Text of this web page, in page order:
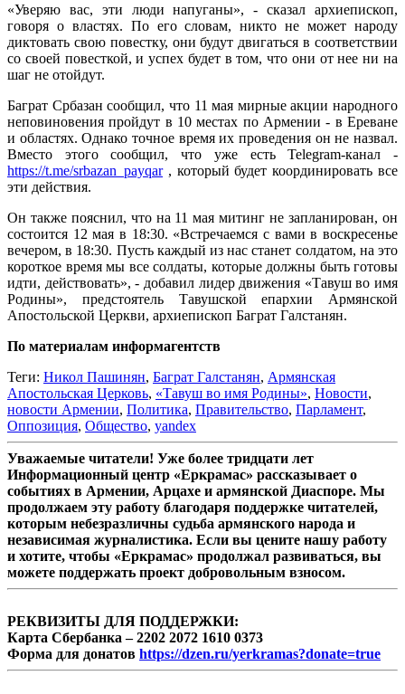
«Уверяю вас, эти люди напуганы», - сказал архиепископ,
говоря о властях. По его словам, никто не может народу
диктовать свою повестку, они будут двигаться в соответствии
со своей повесткой, и успех будет в том, что они от нее ни на
шаг не отойдут.
Баграт Србазан сообщил, что 11 мая мирные акции народного
неповиновения пройдут в 10 местах по Армении - в Ереване
и областях. Однако точное время их проведения он не назвал.
Вместо этого сообщил, что уже есть Telegram-канал -
https://t.me/srbazan_payqar, который будет координировать все
эти действия.
Он также пояснил, что на 11 мая митинг не запланирован, он
состоится 12 мая в 18:30. «Встречаемся с вами в воскресенье
вечером, в 18:30. Пусть каждый из нас станет солдатом, на это
короткое время мы все солдаты, которые должны быть готовы
идти, действовать», - добавил лидер движения «Тавуш во имя
Родины», предстоятель Тавушской епархии Армянской
Апостольской Церкви, архиепископ Баграт Галстанян.
По материалам информагентств
Теги: Никол Пашинян, Баграт Галстанян, Армянская
Апостольская Церковь, «Тавуш во имя Родины», Новости,
новости Армении, Политика, Правительство, Парламент,
Оппозиция, Общество, yandex
Уважаемые читатели! Уже более тридцати лет
Информационный центр «Еркрамас» рассказывает о
событиях в Армении, Арцахе и армянской Диаспоре. Мы
продолжаем эту работу благодаря поддержке читателей,
которым небезразличны судьба армянского народа и
независимая журналистика. Если вы цените нашу работу
и хотите, чтобы «Еркрамас» продолжал развиваться, вы
можете поддержать проект добровольным взносом.
РЕКВИЗИТЫ ДЛЯ ПОДДЕРЖКИ:
Карта Сбербанка – 2202 2072 1610 0373
Форма для донатов https://dzen.ru/yerkramas?donate=true